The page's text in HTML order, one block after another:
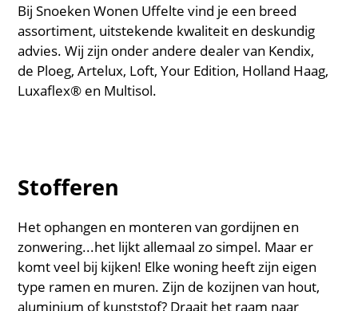
Bij Snoeken Wonen Uffelte vind je een breed
assortiment, uitstekende kwaliteit en deskundig
advies. Wij zijn onder andere dealer van Kendix,
de Ploeg, Artelux, Loft, Your Edition, Holland Haag,
Luxaflex® en Multisol.
Stofferen
Het ophangen en monteren van gordijnen en
zonwering...het lijkt allemaal zo simpel. Maar er
komt veel bij kijken! Elke woning heeft zijn eigen
type ramen en muren. Zijn de kozijnen van hout,
aluminium of kunststof? Draait het raam naar